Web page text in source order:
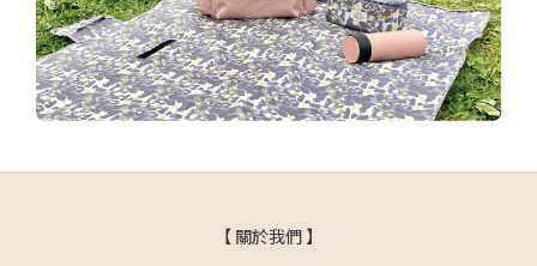
【 關於我們 】